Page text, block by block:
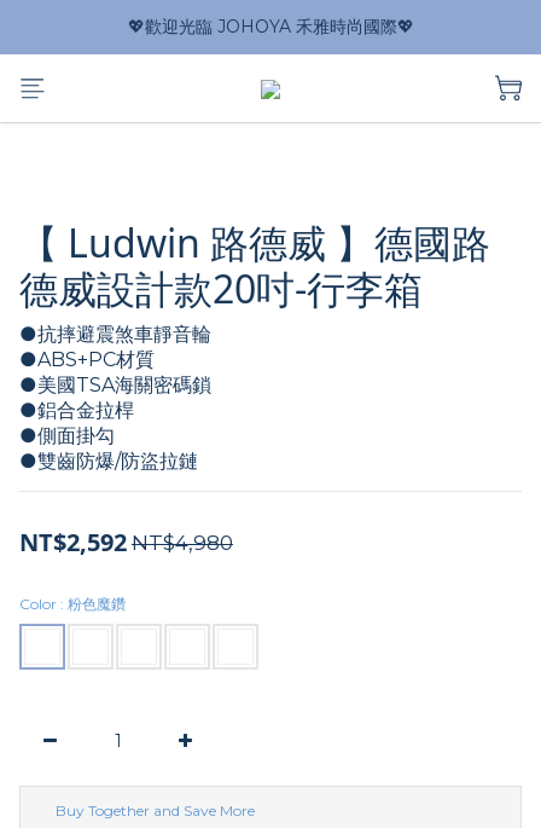
💖歡迎光臨 JOHOYA 禾雅時尚國際💖
【 Ludwin 路德威 】德國路
德威設計款20吋-行李箱
●抗摔避震煞車靜音輪
●ABS+PC材質
●美國TSA海關密碼鎖
●鋁合金拉桿
●側面掛勾
●雙齒防爆/防盜拉鏈
NT$2,592 NT$4,980
Color : 粉色魔鑽
Buy Together and Save More